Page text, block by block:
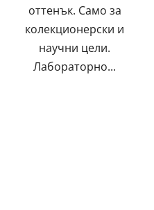
оттенък. Само за
колекционерски и
научни цели.
Лабораторно...